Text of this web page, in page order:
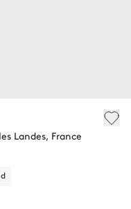
Landes, France